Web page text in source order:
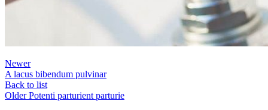
Newer
A lacus bibendum pulvinar
Back to list
Older Potenti parturient parturie